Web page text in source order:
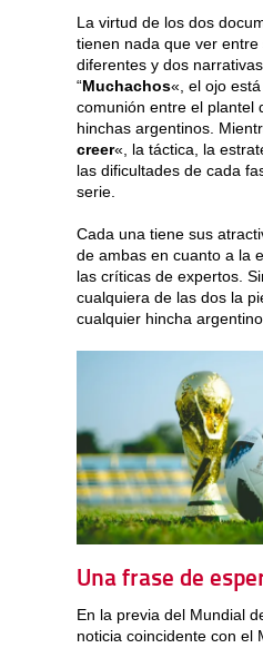
La virtud de los dos
tienen nada que ver
diferentes y dos
“Muchachos«, el ojo
comunión entre el plantel
hinchas argentinos.
creer«, la táctica, la
las dificultades de cada
serie.
Cada una tiene sus
de ambas en cuanto a la
las críticas de expertos.
cualquiera de las dos la
cualquier hincha argentino.
Una frase de
En la previa del Mundial
noticia coincidente con el